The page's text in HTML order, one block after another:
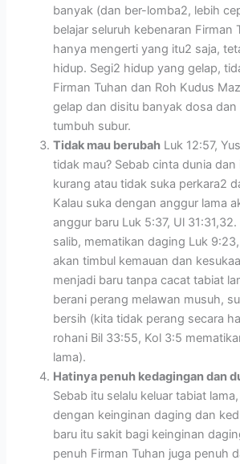
banyak (dan ber-lomba2, lebih
belajar seluruh kebenaran Firman
hanya mengerti yang itu2 saja,
hidup. Segi2 hidup yang gelap,
Firman Tuhan dan Roh Kudus
gelap dan disitu banyak dosa dan
tumbuh subur.
Tidak mau berubah Luk 12:57,
tidak mau? Sebab cinta dunia
kurang atau tidak suka perkara2
Kalau suka dengan anggur lama
anggur baru Luk 5:37, Ul
salib, mematikan daging Luk
akan timbul kemauan dan
menjadi baru tanpa cacat tabiat
berani perang melawan musuh,
bersih (kita tidak perang secara
rohani Bil 33:55, Kol 3:5
lama).
Hatinya penuh kedagingan dan
Sebab itu selalu keluar tabiat
dengan keinginan daging dan
baru itu sakit bagi keinginan
penuh Firman Tuhan juga penuh